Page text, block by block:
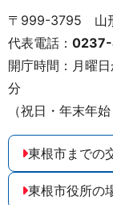
〒999-3795 山
代表電話： 0237-
開庁時間：月曜
分
（祝日・年末年
東根市までの
東根市役所の